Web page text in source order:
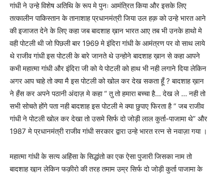
गांधी ने उन्हे विशेष अतिथि के रूप मे पुनः आमंत्रित किया और इसके लिए
तत्कालीन पाकिस्तान के तानाशाह प्रधानमंत्री जिया उल हक़ को उन्हे भारत आने
की इजाजत देने के लिए कहा जब बादशाह ख़ान भारत आए तब भी उनके हाथो मे
वही पोटली थी जो पिछली बार 1969 मे इंदिरा गांधी के आमंत्रण पर वो साथ लाये
थे राजीव गांधी इस पोटली के बारे जानते थे उन्होने बादशाह ख़ान से कहा आपने
कभी महात्मा गांधी और इंदिरा जी को ये पोटली को हाथ भी नही लगाने दिया लेकिन
अगर आप चाहे तो क्या मै इस पोटली को खोल कर देख सकता हूँ ? बादशाह ख़ान
ने हँस कर अपने पठानी अंदाज़ मे कहा “ तु तो हमारा बच्चा है… देख ले … नही तो
सभी सोचते होंगे पता नही बादशाह इस पोटली मे क्या छुपाए फिरता है “ जब राजीव
गांधी ने पोटली खोल कर देखा तो उसमे सिर्फ दो जोड़ी लाल कुर्ता-पाजामा थे” और
1987 मे प्रधानमंत्री राजीव गांधी सरकार द्वारा उन्हे भारत रत्न से नवाज़ा गया ।
महात्मा गांधी के सत्य अहिंसा के सिद्धांतो का एक ऐसा पुजारी जिसका नाम तो
बादशाह खा़न लेकिन फक़ीरो की तरह तमाम उम्र सिर्फ दो जोड़ी कुर्ता पाजामा के